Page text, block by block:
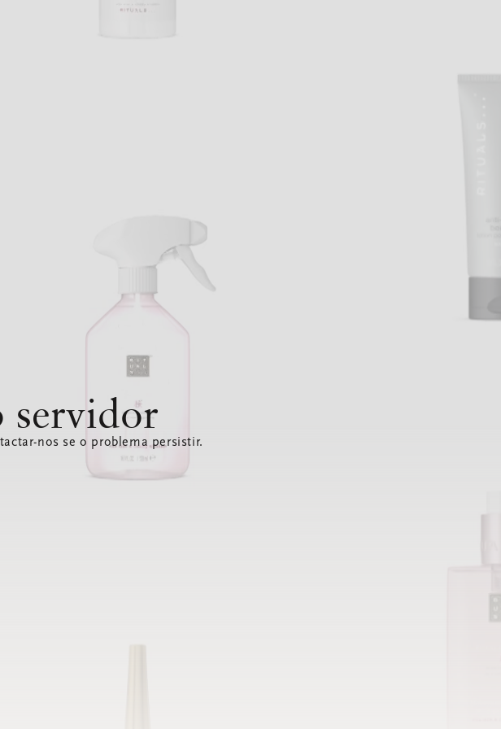
nos se o problema persistir.